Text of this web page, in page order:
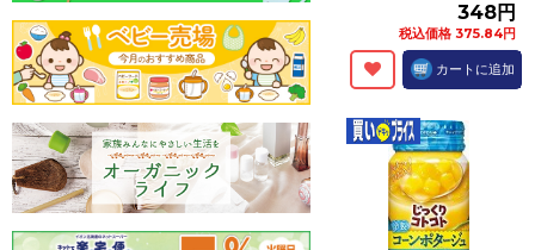
348円
税込価格 375.84円
カートに追加